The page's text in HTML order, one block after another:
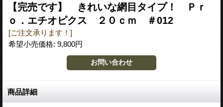
【完売です】 きれいな網目タイプ！ Ｐｒ
ｏ．エチオピクス ２０ｃｍ ＃012
[ご注文承ります！]
希望小売価格: 9,800円
商品詳細